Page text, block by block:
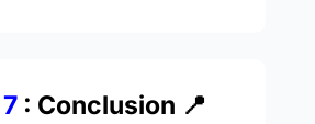
: Conclusion 📍